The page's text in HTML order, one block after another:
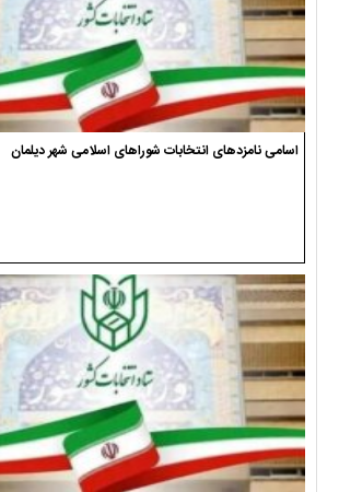
اسامی نامزدهای انتخابات شوراهای اسلامی شهر دیلمان